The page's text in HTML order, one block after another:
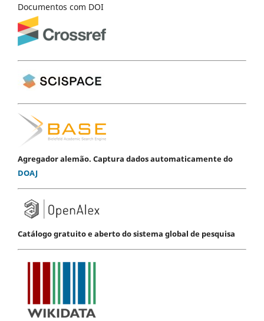
Documentos com DOI
Agregador alemão. Captura dados automaticamente do
DOAJ
Catálogo gratuito e aberto do sistema global de pesquisa